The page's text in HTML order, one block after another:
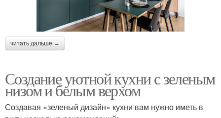
читать дальше →
Создание уютной кухни с зеленым
низом и белым верхом
Создавая «зеленый дизайн» кухни вам нужно иметь в